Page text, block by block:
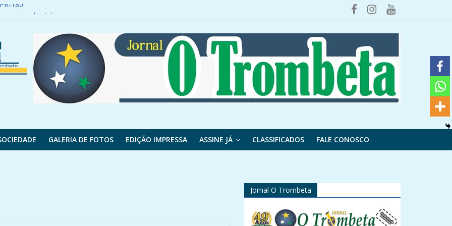
180
Beltrão se envolve em acidente
motocicleta após fugir de abordagem policial
GALERIA DE FOTOS EDIÇÃO IMPRESSA ASSINE JÁ CLASSIFICADOS FALE CONOSCO
Jornal O Trombeta